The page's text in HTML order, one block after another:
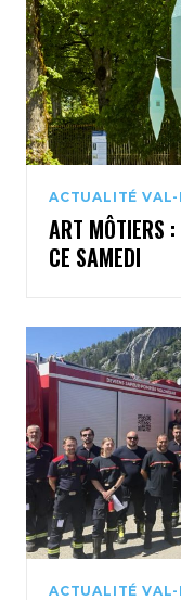
ACTUALITÉ VAL-
ART MÔTIERS :
CE SAMEDI
ACTUALITÉ VAL-